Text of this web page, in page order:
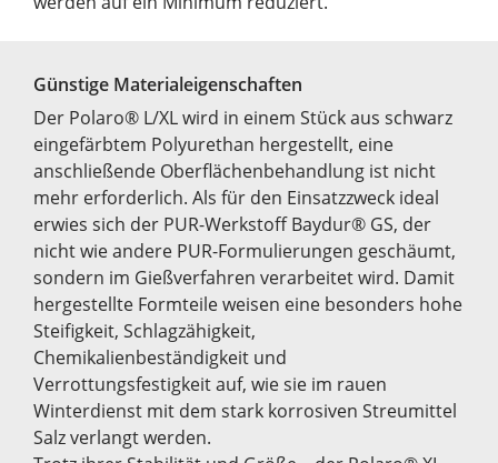
Günstige Materialeigenschaften
Der Polaro® L/XL wird in einem Stück aus schwarz
eingefärbtem Polyurethan hergestellt, eine
anschließende Oberflächenbehandlung ist nicht
mehr erforderlich. Als für den Einsatzzweck ideal
erwies sich der PUR-Werkstoff Baydur® GS, der
nicht wie andere PUR-Formulierungen geschäumt,
sondern im Gießverfahren verarbeitet wird. Damit
hergestellte Formteile weisen eine besonders hohe
Steifigkeit, Schlagzähigkeit,
Chemikalienbeständigkeit und
Verrottungsfestigkeit auf, wie sie im rauen
Winterdienst mit dem stark korrosiven Streumittel
Salz verlangt werden.